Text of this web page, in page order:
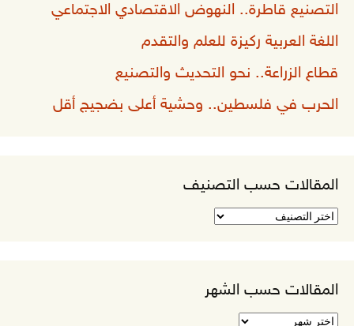
التصنيع قاطرة.. النهوض الاقتصادي الاجتماعي
اللغة العربية ركيزة للعلم والتقدم
قطاع الزراعة.. نحو التحديث والتصنيع
الحرب في فلسطين.. وحشية أعلى بضجيج أقل
المقالات حسب التصنيف
المقالات
المقالات حسب الشهر